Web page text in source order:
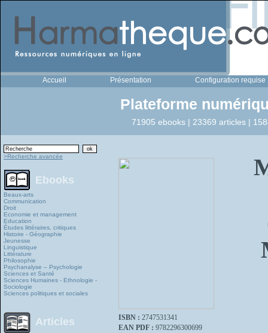
Accueil Présentation Configuration requise
Plateforme
71905 ebooks | 23369 articles |
>Recherche avancée
Ebooks
Beaux-arts
Communication
Droit
Economie et management
Education
Études littéraires, critiques
Histoire - Géographie
Jeunesse
Linguistique
Littérature
Philosophie
Psychanalyse – Psychologie
Sciences et Santé
Sciences Humaines - Ethnologie -
Sociologie
Sciences politiques et sociales
Articles ISBN : 2747531341
EAN PDF : 9782296300699